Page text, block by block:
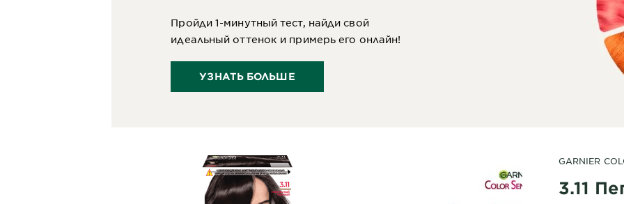
Пройди 1-минутный тест, найди свой
идеальный оттенок и примерь его онлайн!
УЗНАТЬ БОЛЬШЕ
GARNIER
3.11